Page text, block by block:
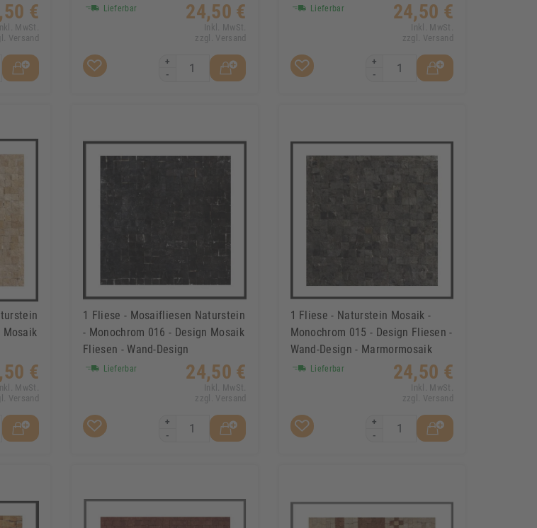
€
MwSt.
Versand
Lieferbar 24,50 €
Inkl. MwSt.
zzgl. Versand
+
-
Lieferbar 24,50 €
Inkl. MwSt.
zzgl. Versand
+
-
Mosaik
€
MwSt.
Versand
1 Fliese - Mosaifliesen Naturstein
- Monochrom 016 - Design Mosaik
Fliesen - Wand-Design
Lieferbar 24,50 €
Inkl. MwSt.
zzgl. Versand
+
-
1 Fliese - Naturstein Mosaik -
Monochrom 015 - Design Fliesen -
Wand-Design - Marmormosaik
Lieferbar 24,50 €
Inkl. MwSt.
zzgl. Versand
+
-